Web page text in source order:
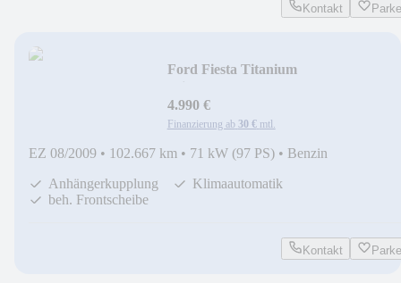
Kontakt
Ford Fiesta Titanium
4.990 €
Finanzierung ab 30 € mtl.
EZ 08/2009 • 102.667 km • 71 kW (97 PS) • Benzin
Anhängerkupplung
Klimaautomatik
beh. Frontscheibe
Kontakt